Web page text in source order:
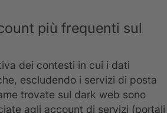
più frequenti sul
dei contesti in cui i dati
escludendo i servizi di posta
trovate sul dark web sono
agli account di servizi (portali